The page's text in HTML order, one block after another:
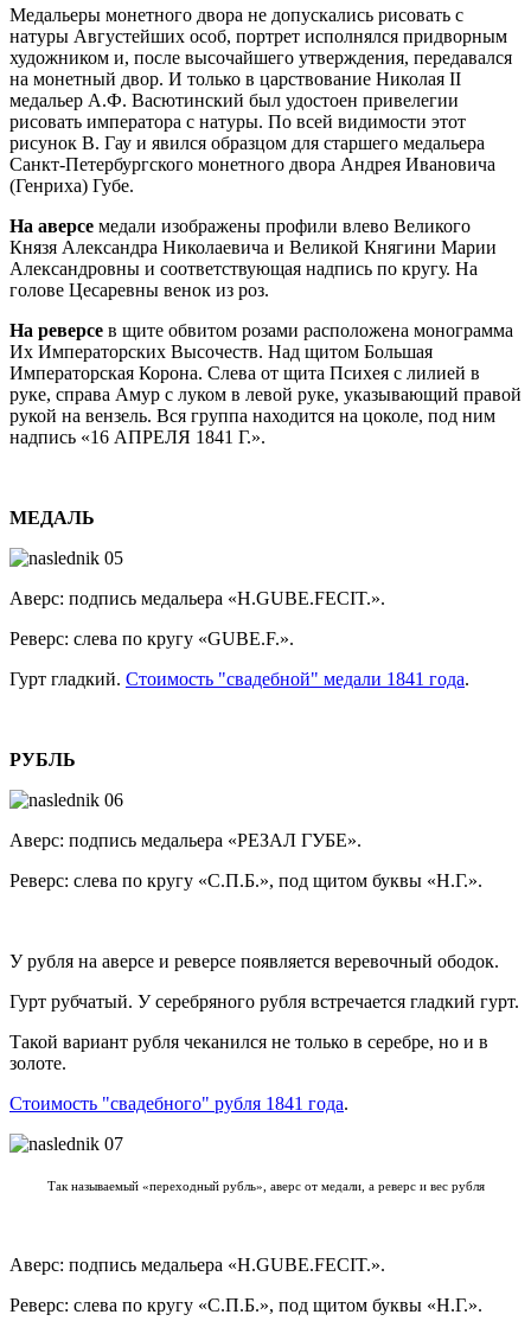
Медальеры монетного двора не допускались рисовать с
натуры Августейших особ, портрет исполнялся придворным
художником и, после высочайшего утверждения, передавался
на монетный двор. И только в царствование Николая II
медальер А.Ф. Васютинский был удостоен привелегии
рисовать императора с натуры. По всей видимости этот
рисунок В. Гау и явился образцом для старшего медальера
Санкт-Петербургского монетного двора Андрея Ивановича
(Генриха) Губе.
На аверсе медали изображены профили влево Великого
Князя Александра Николаевича и Великой Княгини Марии
Александровны и соответствующая надпись по кругу. На
голове Цесаревны венок из роз.
На реверсе в щите обвитом розами расположена монограмма
Их Императорских Высочеств. Над щитом Большая
Императорская Корона. Слева от щита Психея с лилией в
руке, справа Амур с луком в левой руке, указывающий правой
рукой на вензель. Вся группа находится на цоколе, под ним
надпись «16 АПРЕЛЯ 1841 Г.».
МЕДАЛЬ
Аверс: подпись медальера «H.GUBE.FECIT.».
Реверс: слева по кругу «GUBE.F.».
Гурт гладкий. Стоимость "свадебной" медали 1841 года.
РУБЛЬ
Аверс: подпись медальера «РЕЗАЛ ГУБЕ».
Реверс: слева по кругу «С.П.Б.», под щитом буквы «Н.Г.».
У рубля на аверсе и реверсе появляется веревочный ободок.
Гурт рубчатый. У серебряного рубля встречается гладкий гурт.
Такой вариант рубля чеканился не только в серебре, но и в
золоте.
Стоимость "свадебного" рубля 1841 года.
Так называемый «переходный рубль», аверс от медали, а реверс и вес рубля
Аверс: подпись медальера «H.GUBE.FECIT.».
Реверс: слева по кругу «С.П.Б.», под щитом буквы «Н.Г.».